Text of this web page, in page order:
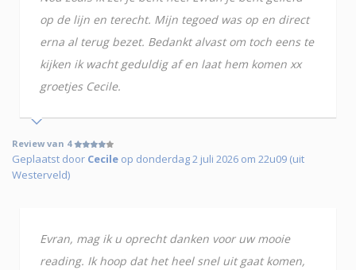
op de lijn en terecht. Mijn tegoed was op en direct
erna al terug bezet. Bedankt alvast om toch eens te
kijken ik wacht geduldig af en laat hem komen xx
groetjes Cecile.
Review van 4
Geplaatst door Cecile op donderdag 2 juli 2026 om 22u09 (uit
Westerveld)
Evran, mag ik u oprecht danken voor uw mooie
reading. Ik hoop dat het heel snel uit gaat komen,